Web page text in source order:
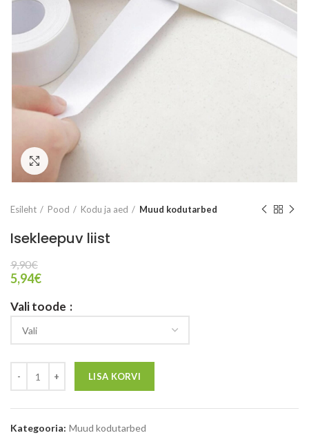
Vaata suuremalt
Esileht Pood Kodu ja aed Muud kodutarbed
Isekleepuv liist
9,90€
5,94€
Vali toode
LISA KORVI
Kategooria: Muud kodutarbed